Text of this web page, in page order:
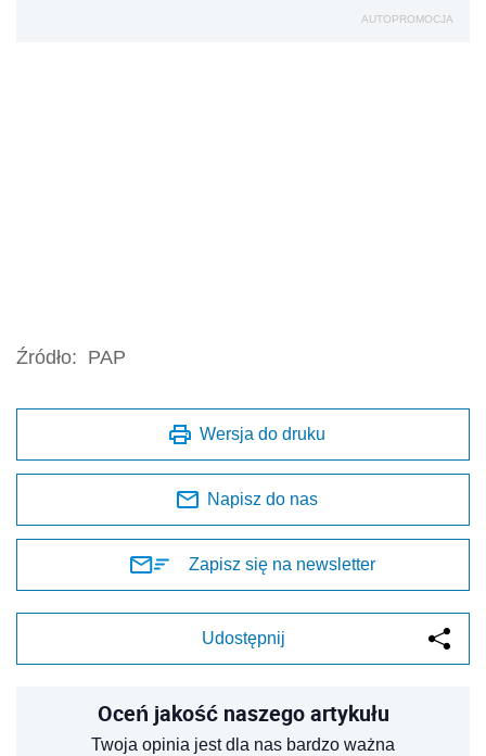
AUTOPROMOCJA
Źródło: PAP
Wersja do druku
Napisz do nas
Zapisz się na newsletter
Udostępnij
Oceń jakość naszego artykułu
Twoja opinia jest dla nas bardzo ważna